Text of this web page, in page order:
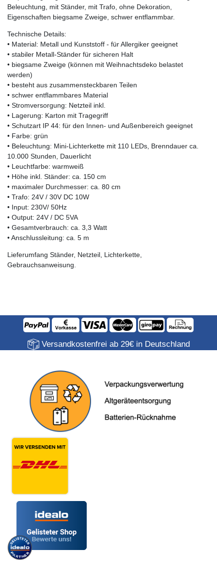
Beleuchtung, mit Ständer, mit Trafo, ohne Dekoration,
Eigenschaften biegsame Zweige, schwer entflammbar.
Technische Details:
• Material: Metall und Kunststoff - für Allergiker geeignet
• stabiler Metall-Ständer für sicheren Halt
• biegsame Zweige (können mit Weihnachtsdeko belastet
werden)
• besteht aus zusammensteckbaren Teilen
• schwer entflammbares Material
• Stromversorgung: Netzteil inkl.
• Lagerung: Karton mit Tragegriff
• Schutzart IP 44: für den Innen- und Außenbereich geeignet
• Farbe: grün
• Beleuchtung: Mini-Lichterkette mit 110 LEDs, Brenndauer ca.
10.000 Stunden, Dauerlicht
• Leuchtfarbe: warmweiß
• Höhe inkl. Ständer: ca. 150 cm
• maximaler Durchmesser: ca. 80 cm
• Trafo: 24V / 30V DC 10W
• Input: 230V/ 50Hz
• Output: 24V / DC 5VA
• Gesamtverbrauch: ca. 3,3 Watt
• Anschlussleitung: ca. 5 m
Lieferumfang Ständer, Netzteil, Lichterkette,
Gebrauchsanweisung.
Versandkostenfrei ab 29€ in Deutschland